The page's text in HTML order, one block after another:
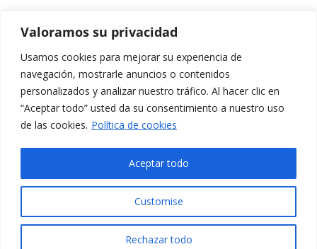
Valoramos su privacidad
Usamos cookies para mejorar su experiencia de
navegación, mostrarle anuncios o contenidos
personalizados y analizar nuestro tráfico. Al hacer clic en
“Aceptar todo” usted da su consentimiento a nuestro uso
de las cookies. Política de cookies
Customise
Rechazar todo
Aceptar todo
Contacta
amb
nosaltres
Edifici
Girona 1-3
Barcelona
www.cit.upc.edu
+34 93 405 44
03
Segueix-nos